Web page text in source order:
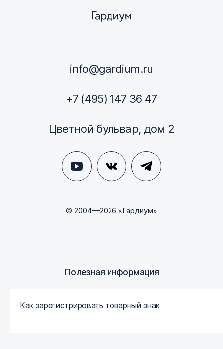
info@gardium.ru
+7 (495) 147 36 47
Цветной бульвар, дом 2
© 2004—2026 «Гардиум»
Полезная информация
Как зарегистрировать товарный знак